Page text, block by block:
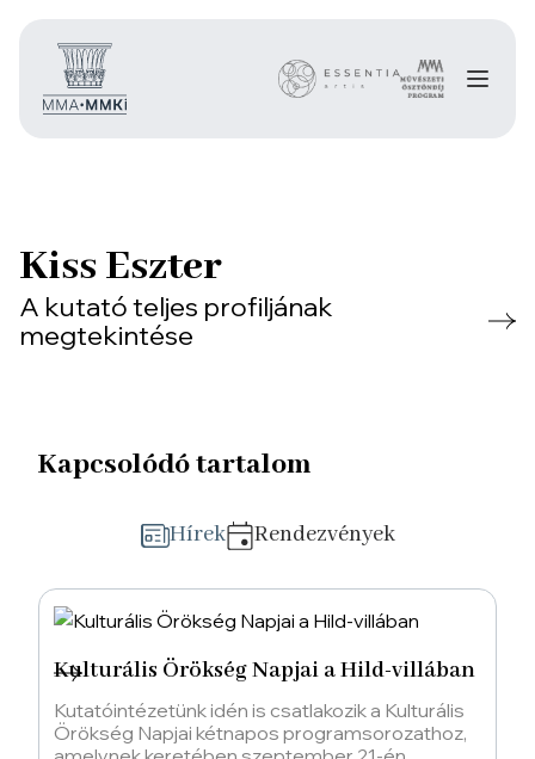
Kiss Eszter
A kutató teljes profiljának
megtekintése
Kapcsolódó tartalom
Hírek Rendezvények
Kulturális Örökség Napjai a Hild-villában
Kutatóintézetünk idén is csatlakozik a Kulturális
Örökség Napjai kétnapos programsorozathoz,